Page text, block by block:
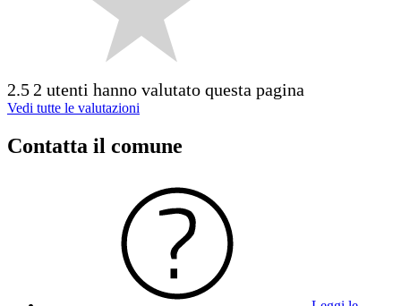
2.5 2 utenti hanno valutato questa pagina
Vedi tutte le valutazioni
Contatta il comune